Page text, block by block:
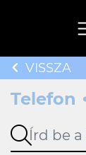
VISSZA
Telefon